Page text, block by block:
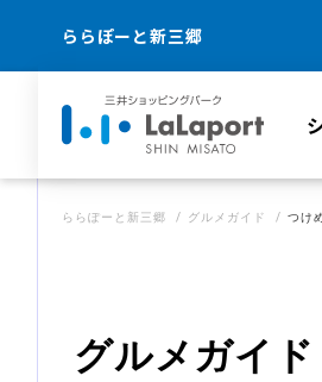
ららぽーと新三郷
ららぽーと新三郷 グルメガイド つけ
グルメガイド